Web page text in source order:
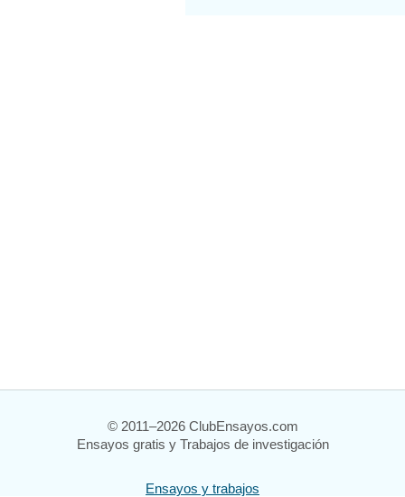
© 2011–2026 ClubEnsayos.com
Ensayos gratis y Trabajos de investigación
Ensayos y trabajos